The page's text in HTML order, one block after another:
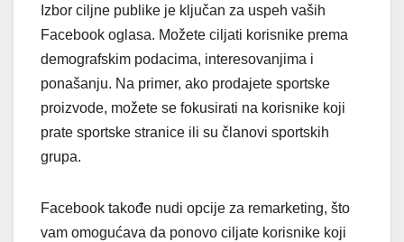
Izbor ciljne publike je ključan za uspeh vaših
Facebook oglasa. Možete ciljati korisnike prema
demografskim podacima, interesovanjima i
ponašanju. Na primer, ako prodajete sportske
proizvode, možete se fokusirati na korisnike koji
prate sportske stranice ili su članovi sportskih
grupa.
Facebook takođe nudi opcije za remarketing, što
vam omogućava da ponovo ciljate korisnike koji